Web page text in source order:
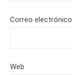
Correo electrónico
Web